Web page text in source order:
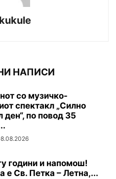
НАПИСИ
со музичко-
спектакл „Силно
ден“, по повод 35
години и напомош!
е Св. Петка – Летна,...